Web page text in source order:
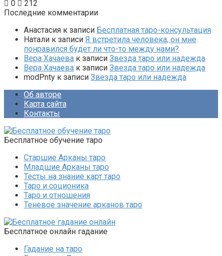
0
212
Последние комментарии
Анастасия к записи Бесплатная таро-консультация
Натали к записи Я встретила человека, он мне
понравился будет ли что-то между нами?
Вера Хачаева к записи Звезда таро или надежда
Вера Хачаева к записи Звезда таро или надежда
modPnty к записи Звезда таро или надежда
Об авторе
Карта сайта
Контакты
Бесплатное обучение таро
Старшие Арканы таро
Младшие Арканы таро
Тесты на знание карт таро
Таро и соционика
Таро и отношения
Теневое значение арканов таро
Бесплатное онлайн гадание
Гадание на таро